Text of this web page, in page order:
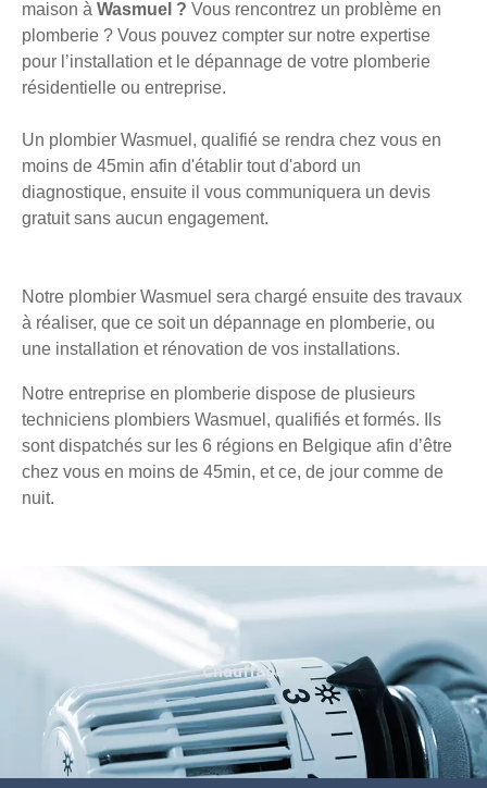
maison à Wasmuel ? Vous rencontrez un problème en
plomberie ? Vous pouvez compter sur notre expertise
pour l’installation et le dépannage de votre plomberie
résidentielle ou entreprise.
Un plombier Wasmuel, qualifié se rendra chez vous en
moins de 45min afin d'établir tout d'abord un
diagnostique, ensuite il vous communiquera un devis
gratuit sans aucun engagement.
Notre plombier Wasmuel sera chargé ensuite des travaux
à réaliser, que ce soit un dépannage en plomberie, ou
une installation et rénovation de vos installations.
Notre entreprise en plomberie dispose de plusieurs
techniciens plombiers Wasmuel, qualifiés et formés. Ils
sont dispatchés sur les 6 régions en Belgique afin d’être
chez vous en moins de 45min, et ce, de jour comme de
nuit.
Chauffage